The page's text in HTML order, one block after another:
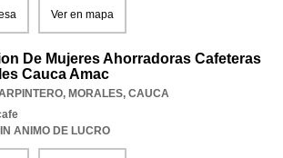
Ver en mapa
De Mujeres Ahorradoras Cafeteras
Cauca Amac
, MORALES, CAUCA
ANIMO DE LUCRO